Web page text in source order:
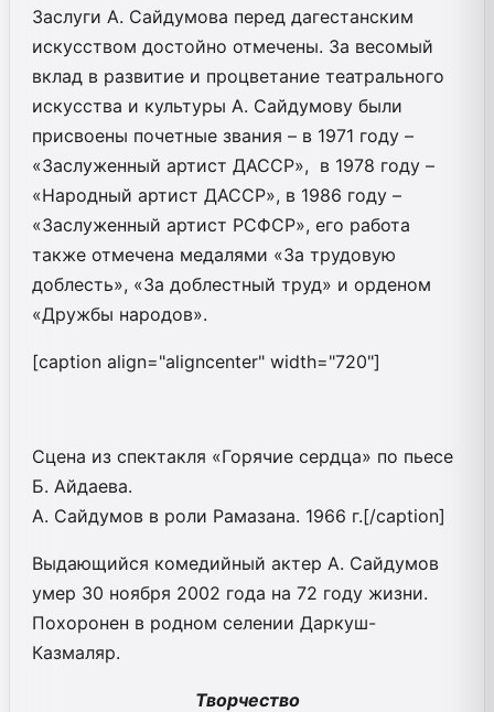
Заслуги А. Сайдумова перед дагестанским
искусством достойно отмечены. За весомый
вклад в развитие и процветание театрального
искусства и культуры А. Сайдумову были
присвоены почетные звания – в 1971 году –
«Заслуженный артист ДАССР», в 1978 году –
«Народный артист ДАССР», в 1986 году –
«Заслуженный артист РСФСР», его работа
также отмечена медалями «За трудовую
доблесть», «За доблестный труд» и орденом
«Дружбы народов».
[caption align="aligncenter" width="720"]
Сцена из спектакля «Горячие сердца» по пьесе
Б. Айдаева.
А. Сайдумов в роли Рамазана. 1966 г.[/caption]
Выдающийся комедийный актер А. Сайдумов
умер 30 ноября 2002 года на 72 году жизни.
Похоронен в родном селении Даркуш-
Казмаляр.
Творчество